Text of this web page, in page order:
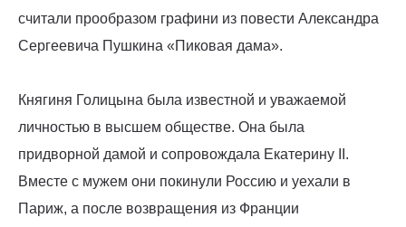
считали прообразом графини из повести Александра
Сергеевича Пушкина «Пиковая дама».
Княгиня Голицына была известной и уважаемой
личностью в высшем обществе. Она была
придворной дамой и сопровождала Екатерину II.
Вместе с мужем они покинули Россию и уехали в
Париж, а после возвращения из Франции